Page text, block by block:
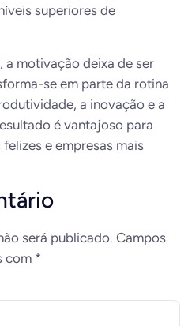
superiores de
a motivação deixa de ser
se em parte da rotina
a inovação e a
é vantajoso para
e empresas mais
será publicado. Campos
com *